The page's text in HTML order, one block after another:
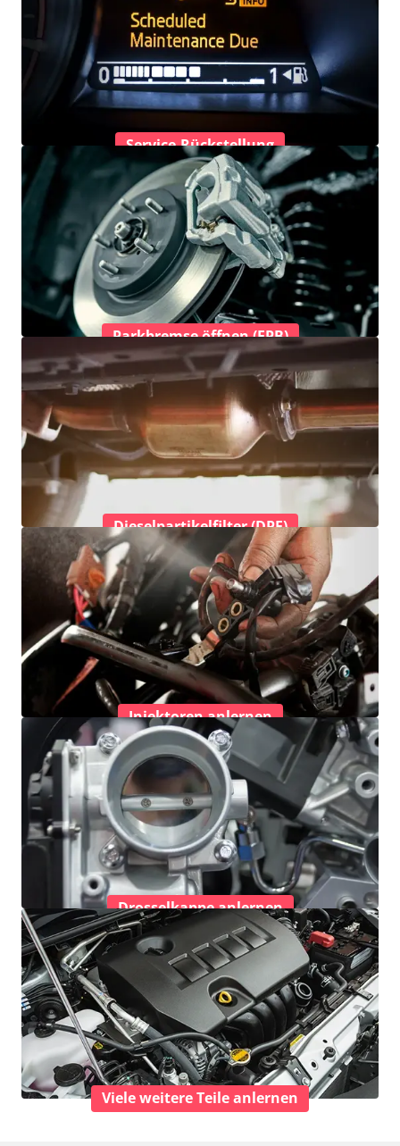
Service-Rückstellung
Parkbremse öffnen (EPB)
Dieselpartikelfilter (DPF)
Injektoren anlernen
Drosselkappe anlernen
Viele weitere Teile anlernen